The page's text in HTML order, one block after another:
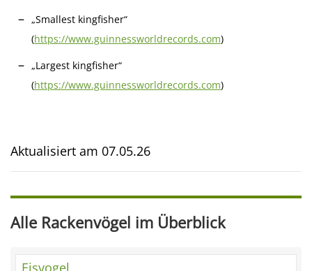
„Smallest kingfisher“
(https://www.guinnessworldrecords.com)
„Largest kingfisher“
(https://www.guinnessworldrecords.com)
Aktualisiert am 07.05.26
Alle Rackenvögel im Überblick
Eisvogel